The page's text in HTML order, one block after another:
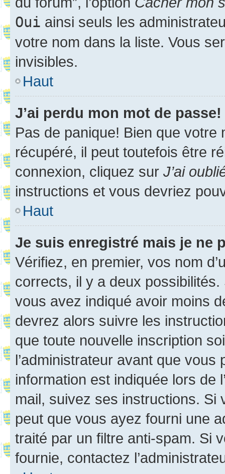
Oui ainsi seuls les
votre nom dans la liste. Vous
invisibles.
Haut
J’ai perdu mon mot de passe!
Pas de panique! Bien que
récupéré, il peut toutefois être
connexion, cliquez sur J’ai
instructions et vous devriez
Haut
Je suis enregistré mais je ne
Vérifiez, en premier, vos nom
corrects, il y a deux
vous avez indiqué avoir moins
devrez alors suivre les
que toute nouvelle inscription
l’administrateur avant que
information est indiquée lors de
mail, suivez ses instructions. Si
peut que vous ayez fourni une
traité par un filtre anti-spam. Si
fournie, contactez